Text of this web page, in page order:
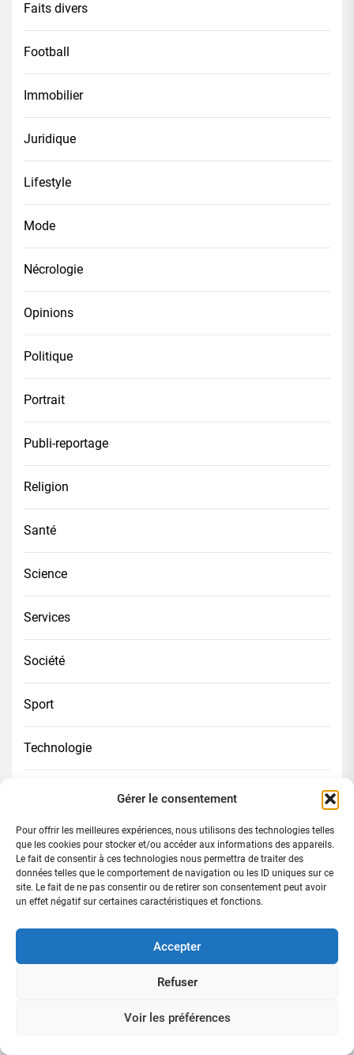
Gérer le consentement
Pour offrir les meilleures expériences, nous utilisons des technologies telles
que les cookies pour stocker et/ou accéder aux informations des appareils.
Le fait de consentir à ces technologies nous permettra de traiter des
données telles que le comportement de navigation ou les ID uniques sur ce
site. Le fait de ne pas consentir ou de retirer son consentement peut avoir
un effet négatif sur certaines caractéristiques et fonctions.
Accepter
Refuser
Voir les préférences
Faits divers
Football
Immobilier
Juridique
Lifestyle
Mode
Nécrologie
Opinions
Politique
Portrait
Publi-reportage
Religion
Santé
Science
Services
Société
Sport
Technologie
Tourisme/Hôtellerie/Restauration
Transport
Dernières publications
Abobo-Derrière-Rail : le commissaire YAO Kouassi
KOFFI Michel redonne un nouveau visage au 21éme
arrondissement
Sahara marocain | La Colombie reconnaît